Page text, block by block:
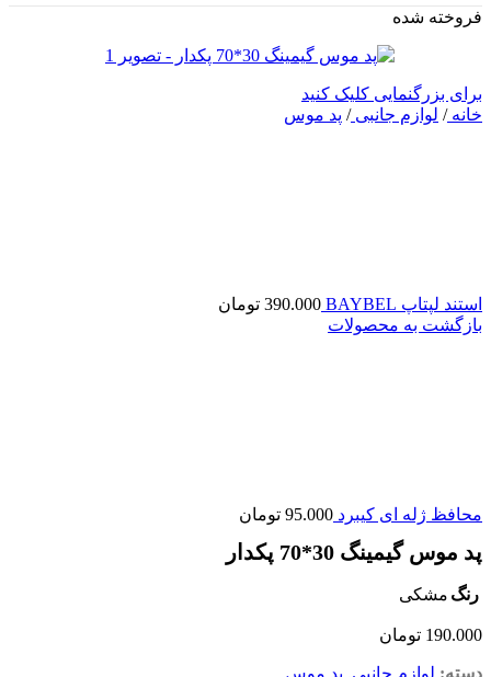
فروخته شده
برای بزرگنمایی کلیک کنید
خانه/ لوازم جانبی/ پد موس
استند لپتاپ BAYBEL 390.000 تومان
بازگشت به محصولات
محافظ ژله ای کیبرد 95.000 تومان
پد موس گیمینگ 30*70 پکدار
رنگ مشکی
190.000 تومان
دسته: لوازم جانبی, پد موس